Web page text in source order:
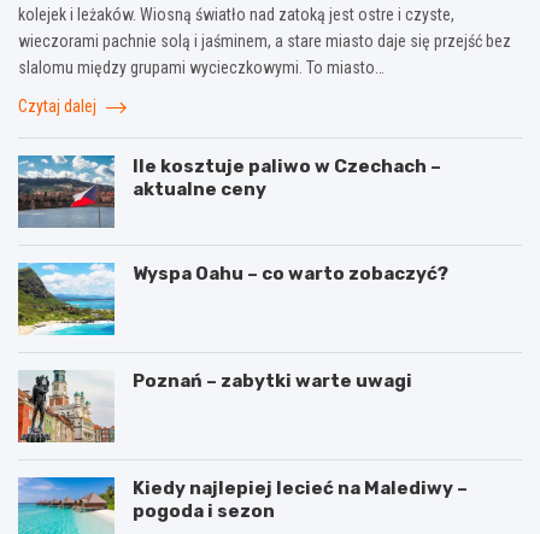
kolejek i leżaków. Wiosną światło nad zatoką jest ostre i czyste,
wieczorami pachnie solą i jaśminem, a stare miasto daje się przejść bez
slalomu między grupami wycieczkowymi. To miasto…
Czytaj dalej
Ile kosztuje paliwo w Czechach –
aktualne ceny
Wyspa Oahu – co warto zobaczyć?
Poznań – zabytki warte uwagi
Kiedy najlepiej lecieć na Malediwy –
pogoda i sezon